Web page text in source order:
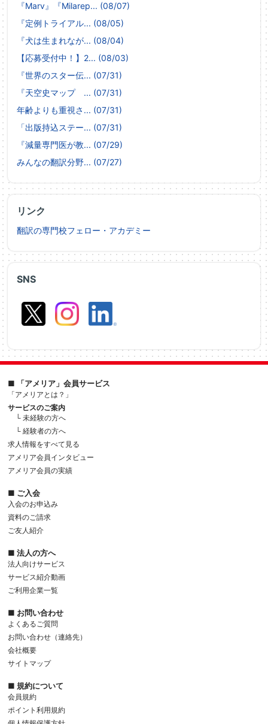
SNS
『Marv』『Milarep... (08/07)
『定例トライアル... (08/05)
『犬は生まれなが... (08/04)
【応募受付中！】2... (08/03)
『世界のスター伝... (07/31)
『天空史マップ ... (07/31)
年齢よりも重視さ... (07/31)
「出版持込ステー... (07/31)
『減量専門医が教... (07/29)
みんなの翻訳分野... (07/27)
リンク
翻訳の専門校フェロー・アカデミー
■ 「アメリア」会員サービス
「アメリアとは？」
サービスのご案内
└ 未経験の方へ
└ 経験者の方へ
求人情報をすべて見る
アメリア会員インタビュー
アメリア会員の実績
■ ご入会
入会のお申込み
資料のご請求
ご友人紹介
■ 法人の方へ
法人向けサービス
サービス紹介動画
ご利用企業一覧
■ お問い合わせ
よくあるご質問
お問い合わせ（連絡先）
会社概要
サイトマップ
■ 規約について
会員規約
ポイント利用規約